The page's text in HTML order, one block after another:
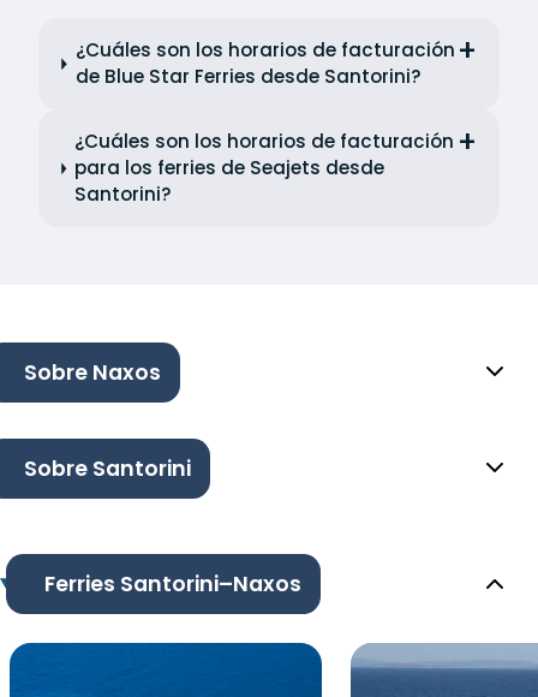
¿Cuáles son los horarios de facturación
de Blue Star Ferries desde Santorini?
¿Cuáles son los horarios de facturación
para los ferries de Seajets desde
Santorini?
Sobre Naxos
Sobre Santorini
Ferries Santorini–Naxos